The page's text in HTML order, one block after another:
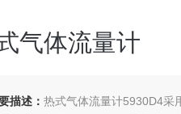
气体流量计
描述： 热式气体流量计5930D4采